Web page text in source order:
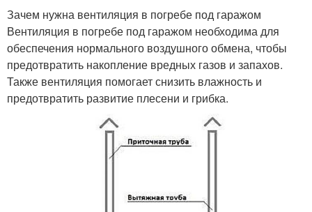
Зачем нужна вентиляция в погребе под гаражом
Вентиляция в погребе под гаражом необходима для
обеспечения нормального воздушного обмена, чтобы
предотвратить накопление вредных газов и запахов.
Также вентиляция помогает снизить влажность и
предотвратить развитие плесени и грибка.